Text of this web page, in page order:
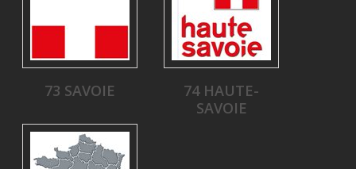
73 SAVOIE
74 HAUTE-
SAVOIE